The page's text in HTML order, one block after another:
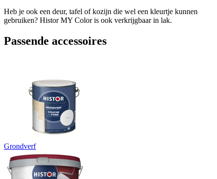
Heb je ook een deur, tafel of kozijn die wel een kleurtje kunnen
gebruiken? Histor MY Color is ook verkrijgbaar in lak.
Passende accessoires
Grondverf